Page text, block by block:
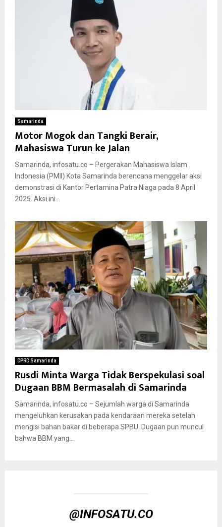
Samarinda
Motor Mogok dan Tangki Berair,
Mahasiswa Turun ke Jalan
Samarinda, infosatu.co – Pergerakan Mahasiswa Islam
Indonesia (PMII) Kota Samarinda berencana menggelar aksi
demonstrasi di Kantor Pertamina Patra Niaga pada 8 April
2025. Aksi ini...
DPRD Samarinda
Rusdi Minta Warga Tidak Berspekulasi soal
Dugaan BBM Bermasalah di Samarinda
Samarinda, infosatu.co – Sejumlah warga di Samarinda
mengeluhkan kerusakan pada kendaraan mereka setelah
mengisi bahan bakar di beberapa SPBU. Dugaan pun muncul
bahwa BBM yang...
@INFOSATU.CO